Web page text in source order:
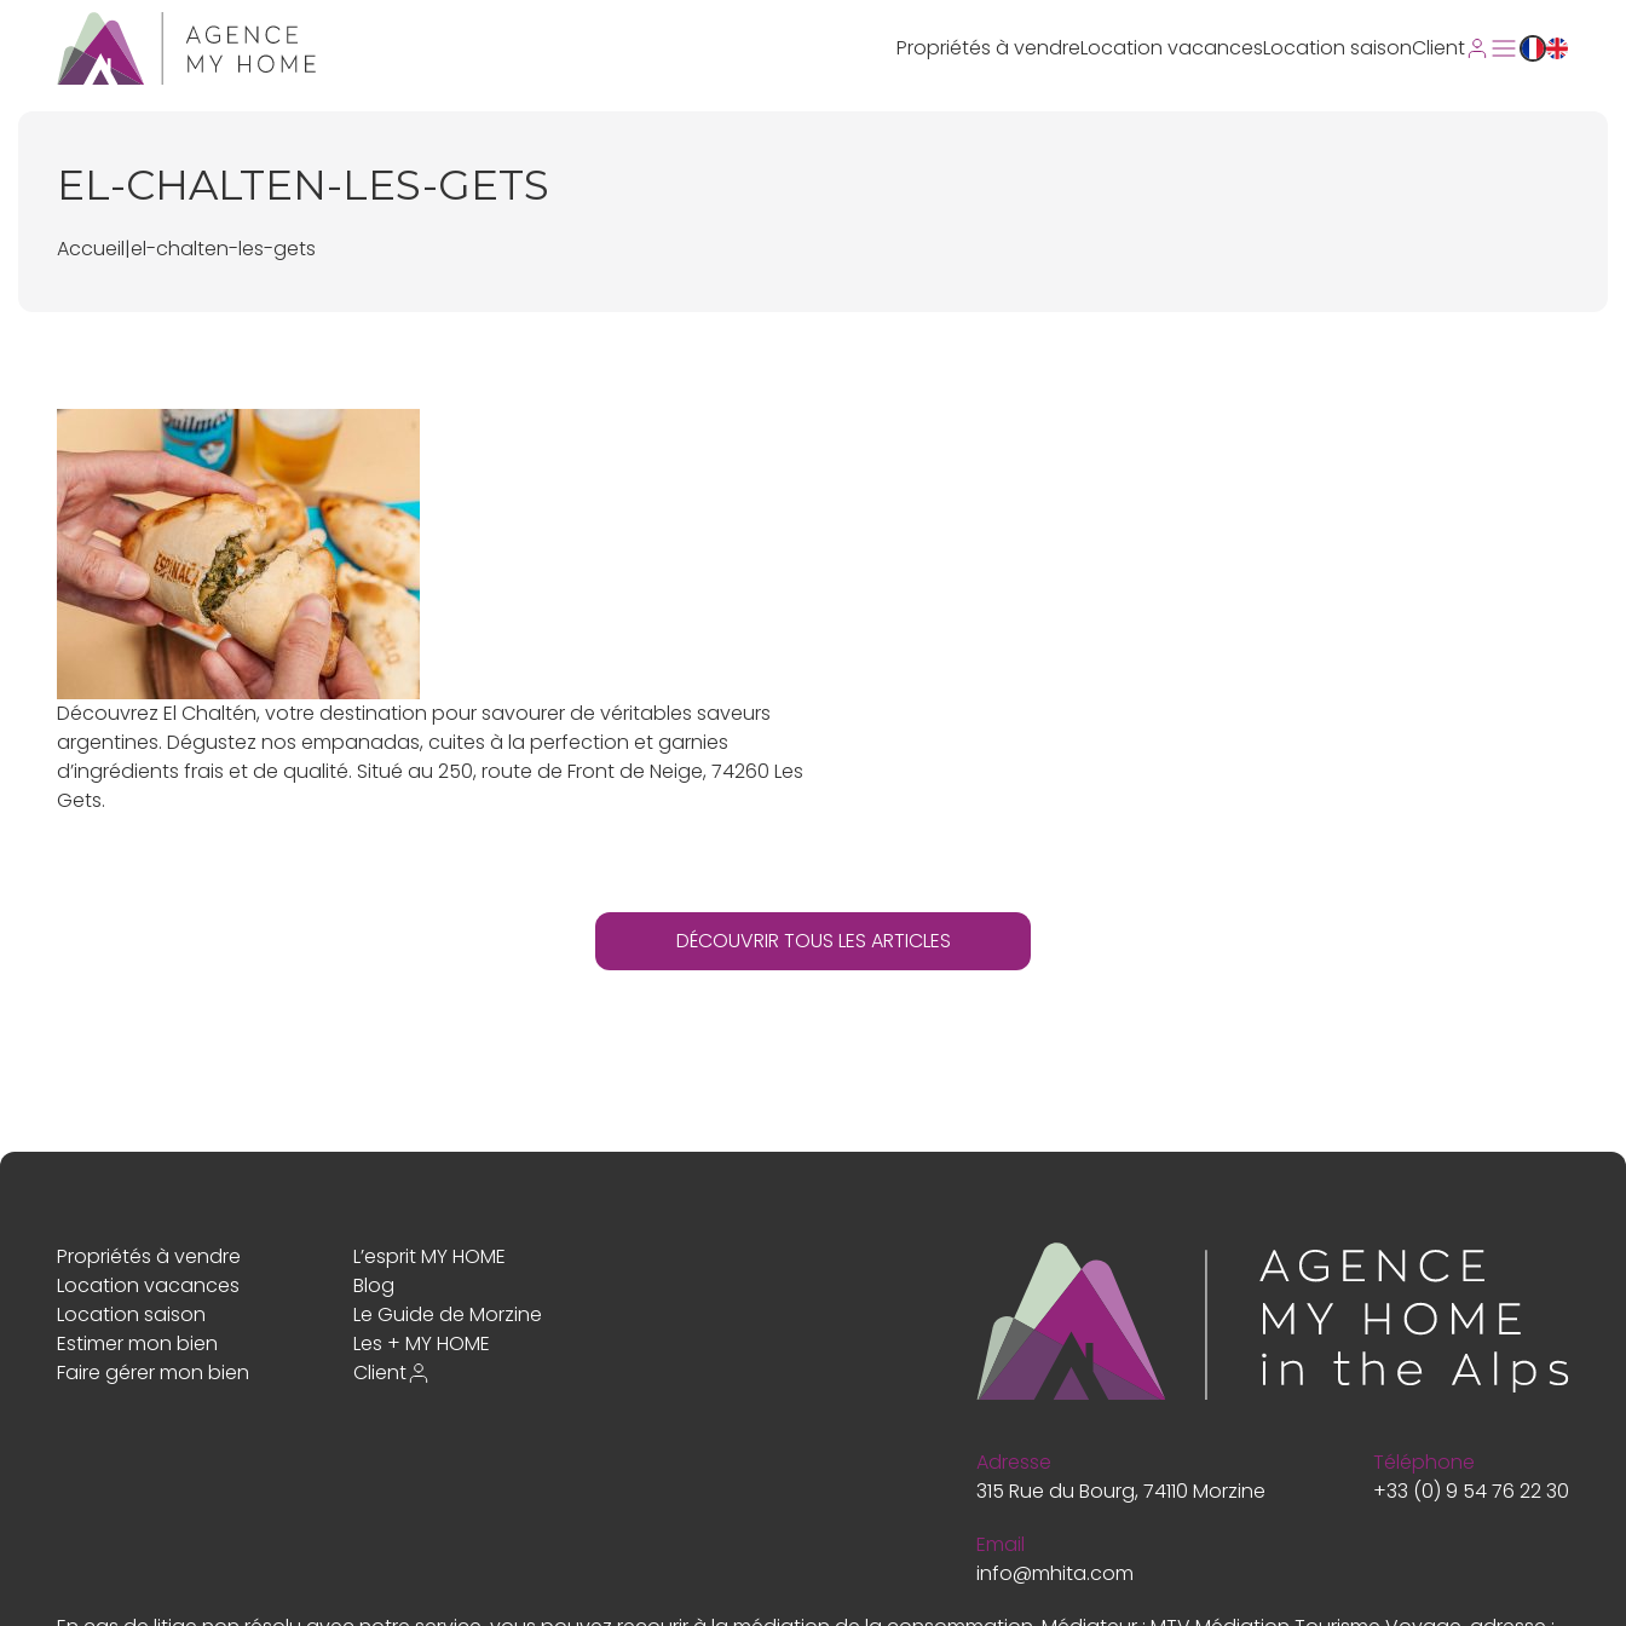
Propriétés à vendreLocation vacancesLocation saisonClient
EL-CHALTEN-LES-GETS
Accueil|el-chalten-les-gets
Découvrez El Chaltén, votre destination pour savourer de véritables saveurs
argentines. Dégustez nos empanadas, cuites à la perfection et garnies
d’ingrédients frais et de qualité. Situé au 250, route de Front de Neige, 74260 Les
Gets.
DÉCOUVRIR TOUS LES ARTICLES
Propriétés à vendre
L’esprit MY HOME
Location vacances
Blog
Location saison
Le Guide de Morzine
Estimer mon bien
Les + MY HOME
Faire gérer mon bien
Client
Adresse
315 Rue du Bourg, 74110 Morzine
Téléphone
+33 (0) 9 54 76 22 30
Email
info@mhita.com